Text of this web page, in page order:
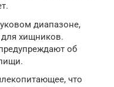
диапазоне,
хищников.
об
что